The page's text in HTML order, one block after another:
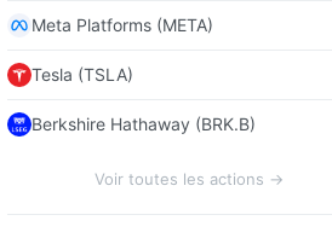
Meta Platforms (META)
Tesla (TSLA)
Berkshire Hathaway (BRK.B)
Voir toutes les actions →